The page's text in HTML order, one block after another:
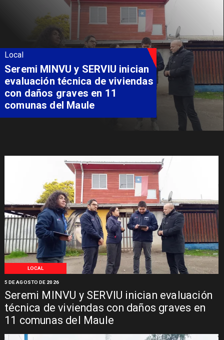
LOCAL
Seremi MINVU y SERVIU inician evaluación
técnica de viviendas con daños graves en
11 comunas del Maule
5 DE AGOSTO DE 2026
Local
Fondo Orasmi entrega apoyo a
familia de Romeral para
costear alimentación
especializada de niño con
Síndrome de Intestino Corto